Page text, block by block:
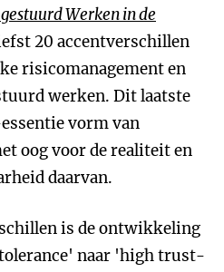
Werken in de
20 accentverschillen
risicomanagement en
werken. Dit laatste
vorm van
oog voor de realiteit en
daarvan.
is de ontwikkeling
naar 'high trust-